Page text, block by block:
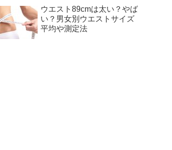
ウエスト89cmは太い？やば
い？男女別ウエストサイズ
平均や測定法